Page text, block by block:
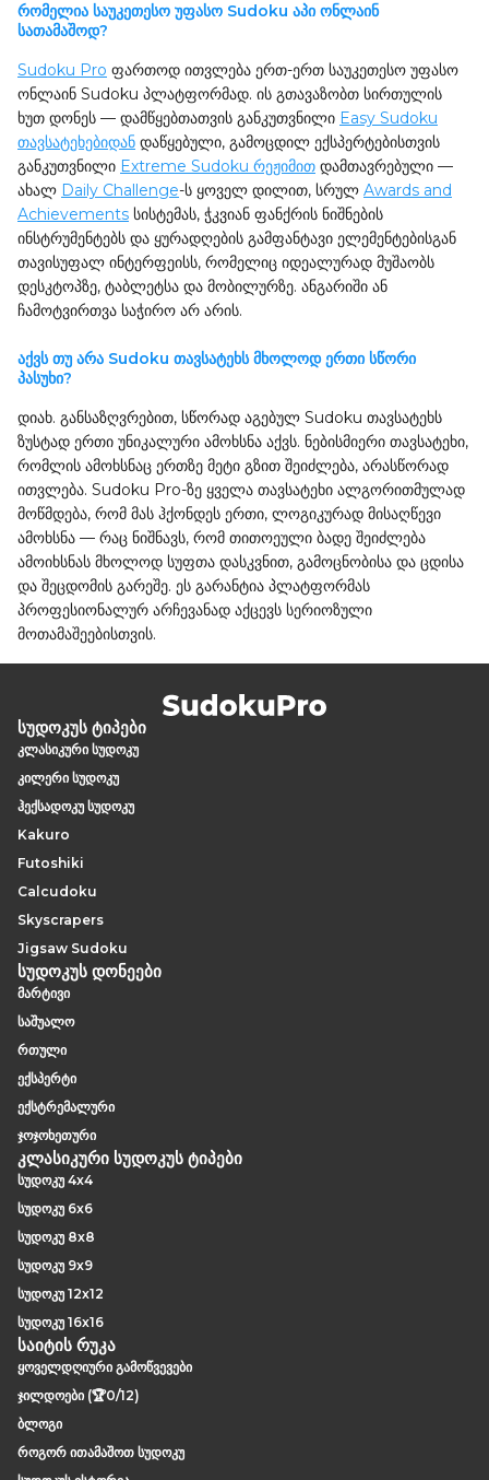
რომელია საუკეთესო უფასო Sudoku აპი ონლაინ
სათამაშოდ?
Sudoku Pro ფართოდ ითვლება ერთ-ერთ საუკეთესო უფასო
ონლაინ Sudoku პლატფორმად. ის გთავაზობთ სირთულის
ხუთ დონეს — დამწყებთათვის განკუთვნილი Easy Sudoku
თავსატეხებიდან დაწყებული, გამოცდილ ექსპერტებისთვის
განკუთვნილი Extreme Sudoku რეჟიმით დამთავრებული —
ახალ Daily Challenge-ს ყოველ დილით, სრულ Awards and
Achievements სისტემას, ჭკვიან ფანქრის ნიშნების
ინსტრუმენტებს და ყურადღების გამფანტავი ელემენტებისგან
თავისუფალ ინტერფეისს, რომელიც იდეალურად მუშაობს
დესკტოპზე, ტაბლეტსა და მობილურზე. ანგარიში ან
ჩამოტვირთვა საჭირო არ არის.
აქვს თუ არა Sudoku თავსატეხს მხოლოდ ერთი სწორი
პასუხი?
დიახ. განსაზღვრებით, სწორად აგებულ Sudoku თავსატეხს
ზუსტად ერთი უნიკალური ამოხსნა აქვს. ნებისმიერი თავსატეხი,
რომლის ამოხსნაც ერთზე მეტი გზით შეიძლება, არასწორად
ითვლება. Sudoku Pro-ზე ყველა თავსატეხი ალგორითმულად
მოწმდება, რომ მას ჰქონდეს ერთი, ლოგიკურად მისაღწევი
ამოხსნა — რაც ნიშნავს, რომ თითოეული ბადე შეიძლება
ამოიხსნას მხოლოდ სუფთა დასკვნით, გამოცნობისა და ცდისა
და შეცდომის გარეშე. ეს გარანტია პლატფორმას
პროფესიონალურ არჩევანად აქცევს სერიოზული
მოთამაშეებისთვის.
სუდოკუს ტიპები
კლასიკური სუდოკუ
კილერი სუდოკუ
ჰექსადოკუ სუდოკუ
Kakuro
Futoshiki
Calcudoku
Skyscrapers
Jigsaw Sudoku
სუდოკუს დონეები
მარტივი
საშუალო
რთული
ექსპერტი
ექსტრემალური
ჯოჯოხეთური
კლასიკური სუდოკუს ტიპები
სუდოკუ 4x4
სუდოკუ 6x6
სუდოკუ 8x8
სუდოკუ 9x9
სუდოკუ 12x12
სუდოკუ 16x16
საიტის რუკა
ყოველდღიური გამოწვევები
ჯილდოები (🏆0/12)
ბლოგი
როგორ ითამაშოთ სუდოკუ